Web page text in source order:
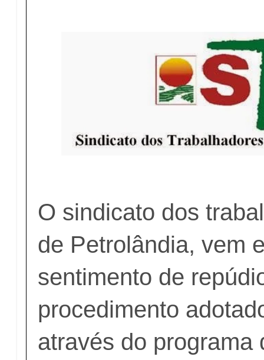
O sindicato dos
de Petrolândia, vem
sentimento de
procedimento
através do programa